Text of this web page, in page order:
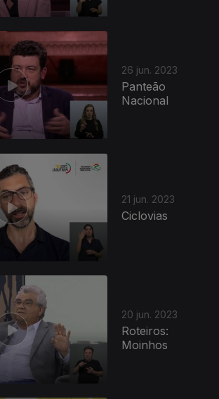
26 jun. 2023
Panteão
Nacional
21 jun. 2023
Ciclovias
20 jun. 2023
Roteiros:
Moinhos